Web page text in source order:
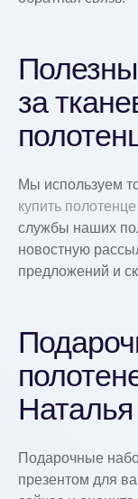
за
Мы используем
купить полотенце
службы наших
новостную
предложений и
Наталья
Подарочные
презентом для